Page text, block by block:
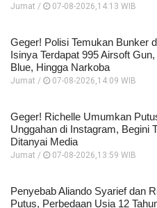
Jumat / 07-08-2026,14:13 WIB
Geger! Polisi Temukan Bunker
Isinya Terdapat 995 Airsoft
Blue, Hingga Narkoba
Jumat / 07-08-2026,14:09 WIB
Geger! Richelle Umumkan
Unggahan di Instagram, Begini
Ditanyai Media
Jumat / 07-08-2026,13:59 WIB
Penyebab Aliando Syarief dan
Putus, Perbedaan Usia 12